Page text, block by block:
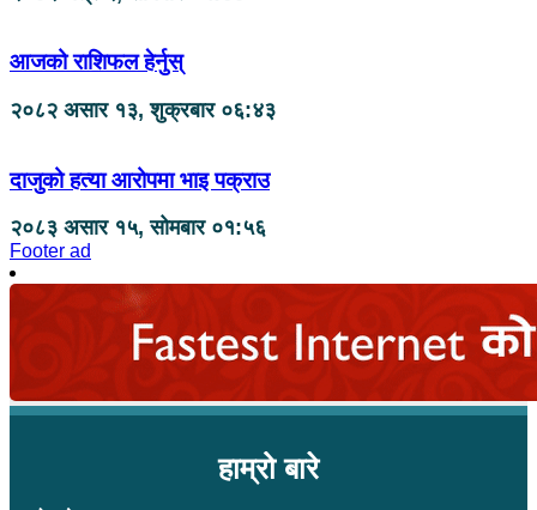
आजको राशिफल हेर्नुस्
२०८२ असार १३, शुक्रबार ०६:४३
दाजुको हत्या आरोपमा भाइ पक्राउ
२०८३ असार १५, सोमबार ०१:५६
Footer ad
हाम्रो बारे